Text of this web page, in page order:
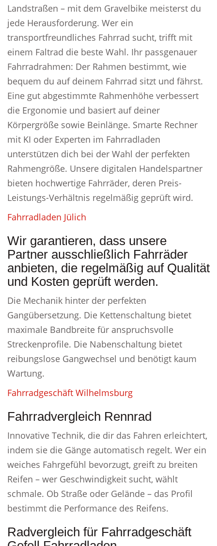
Landstraßen – mit dem Gravelbike meisterst du
jede Herausforderung. Wer ein
transportfreundliches Fahrrad sucht, trifft mit
einem Faltrad die beste Wahl. Ihr passgenauer
Fahrradrahmen: Der Rahmen bestimmt, wie
bequem du auf deinem Fahrrad sitzt und fährst.
Eine gut abgestimmte Rahmenhöhe verbessert
die Ergonomie und basiert auf deiner
Körpergröße sowie Beinlänge. Smarte Rechner
mit KI oder Experten im Fahrradladen
unterstützen dich bei der Wahl der perfekten
Rahmengröße. Unsere digitalen Handelspartner
bieten hochwertige Fahrräder, deren Preis-
Leistungs-Verhältnis regelmäßig geprüft wird.
Fahrradladen Jülich
Wir garantieren, dass unsere
Partner ausschließlich Fahrräder
anbieten, die regelmäßig auf Qualität
und Kosten geprüft werden.
Die Mechanik hinter der perfekten
Gangübersetzung. Die Kettenschaltung bietet
maximale Bandbreite für anspruchsvolle
Streckenprofile. Die Nabenschaltung bietet
reibungslose Gangwechsel und benötigt kaum
Wartung.
Fahrradgeschäft Wilhelmsburg
Fahrradvergleich Rennrad
Innovative Technik, die dir das Fahren erleichtert,
indem sie die Gänge automatisch regelt. Wer ein
weiches Fahrgefühl bevorzugt, greift zu breiten
Reifen – wer Geschwindigkeit sucht, wählt
schmale. Ob Straße oder Gelände – das Profil
bestimmt die Performance des Reifens.
Radvergleich für Fahrradgeschäft